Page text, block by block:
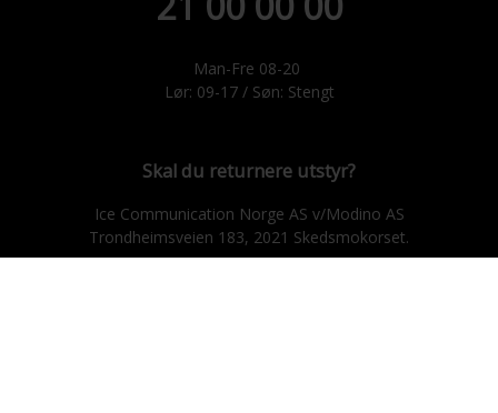
Man-Fre 08-20
Lør: 09-17 / Søn: Stengt
Skal du returnere utstyr?
Ice Communication Norge AS v/Modino AS
Trondheimsveien 183, 2021 Skedsmokorset.